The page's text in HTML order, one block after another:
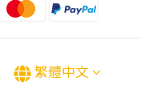
繁體中文